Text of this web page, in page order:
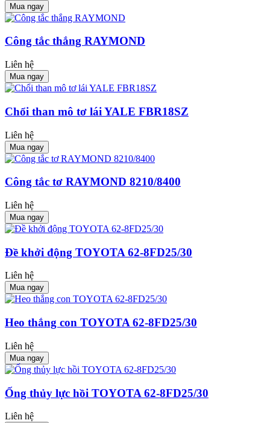
Mua ngay
Công tắc thắng RAYMOND
Liên hệ
Mua ngay
Chổi than mô tơ lái YALE FBR18SZ
Liên hệ
Mua ngay
Công tắc tơ RAYMOND 8210/8400
Liên hệ
Mua ngay
Đề khởi động TOYOTA 62-8FD25/30
Liên hệ
Mua ngay
Heo thắng con TOYOTA 62-8FD25/30
Liên hệ
Mua ngay
Ống thủy lực hồi TOYOTA 62-8FD25/30
Liên hệ